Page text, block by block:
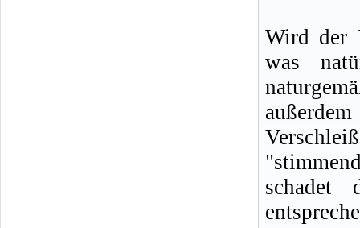
Wird der
was
schadet